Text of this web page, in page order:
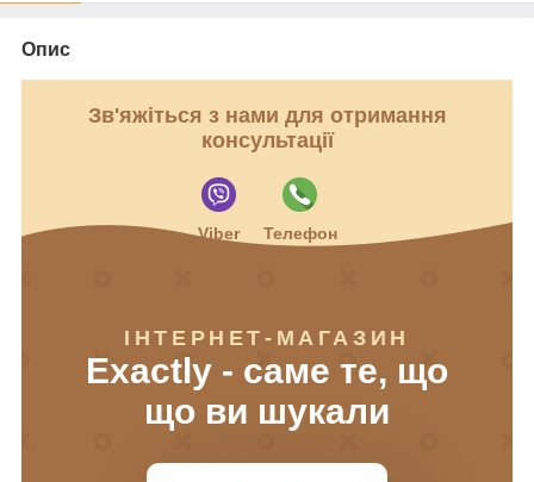
Опис
Зв'яжіться з нами для отримання
консультації
Viber Телефон
ІНТЕРНЕТ-МАГАЗИН
Exactly - саме те, що
що ви шукали